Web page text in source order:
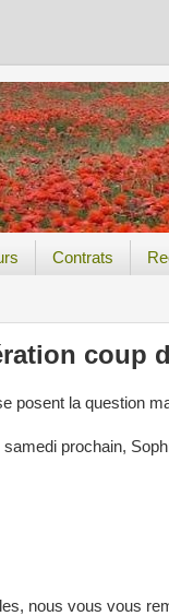
Contrats
coup
posent la question
samedi prochain,
nous vous vous